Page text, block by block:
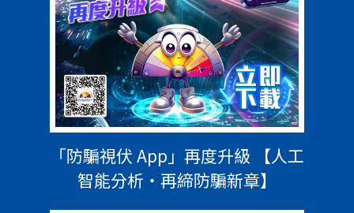
「防騙視伏 App」再度升級 【人工
智能分析・再締防騙新章】